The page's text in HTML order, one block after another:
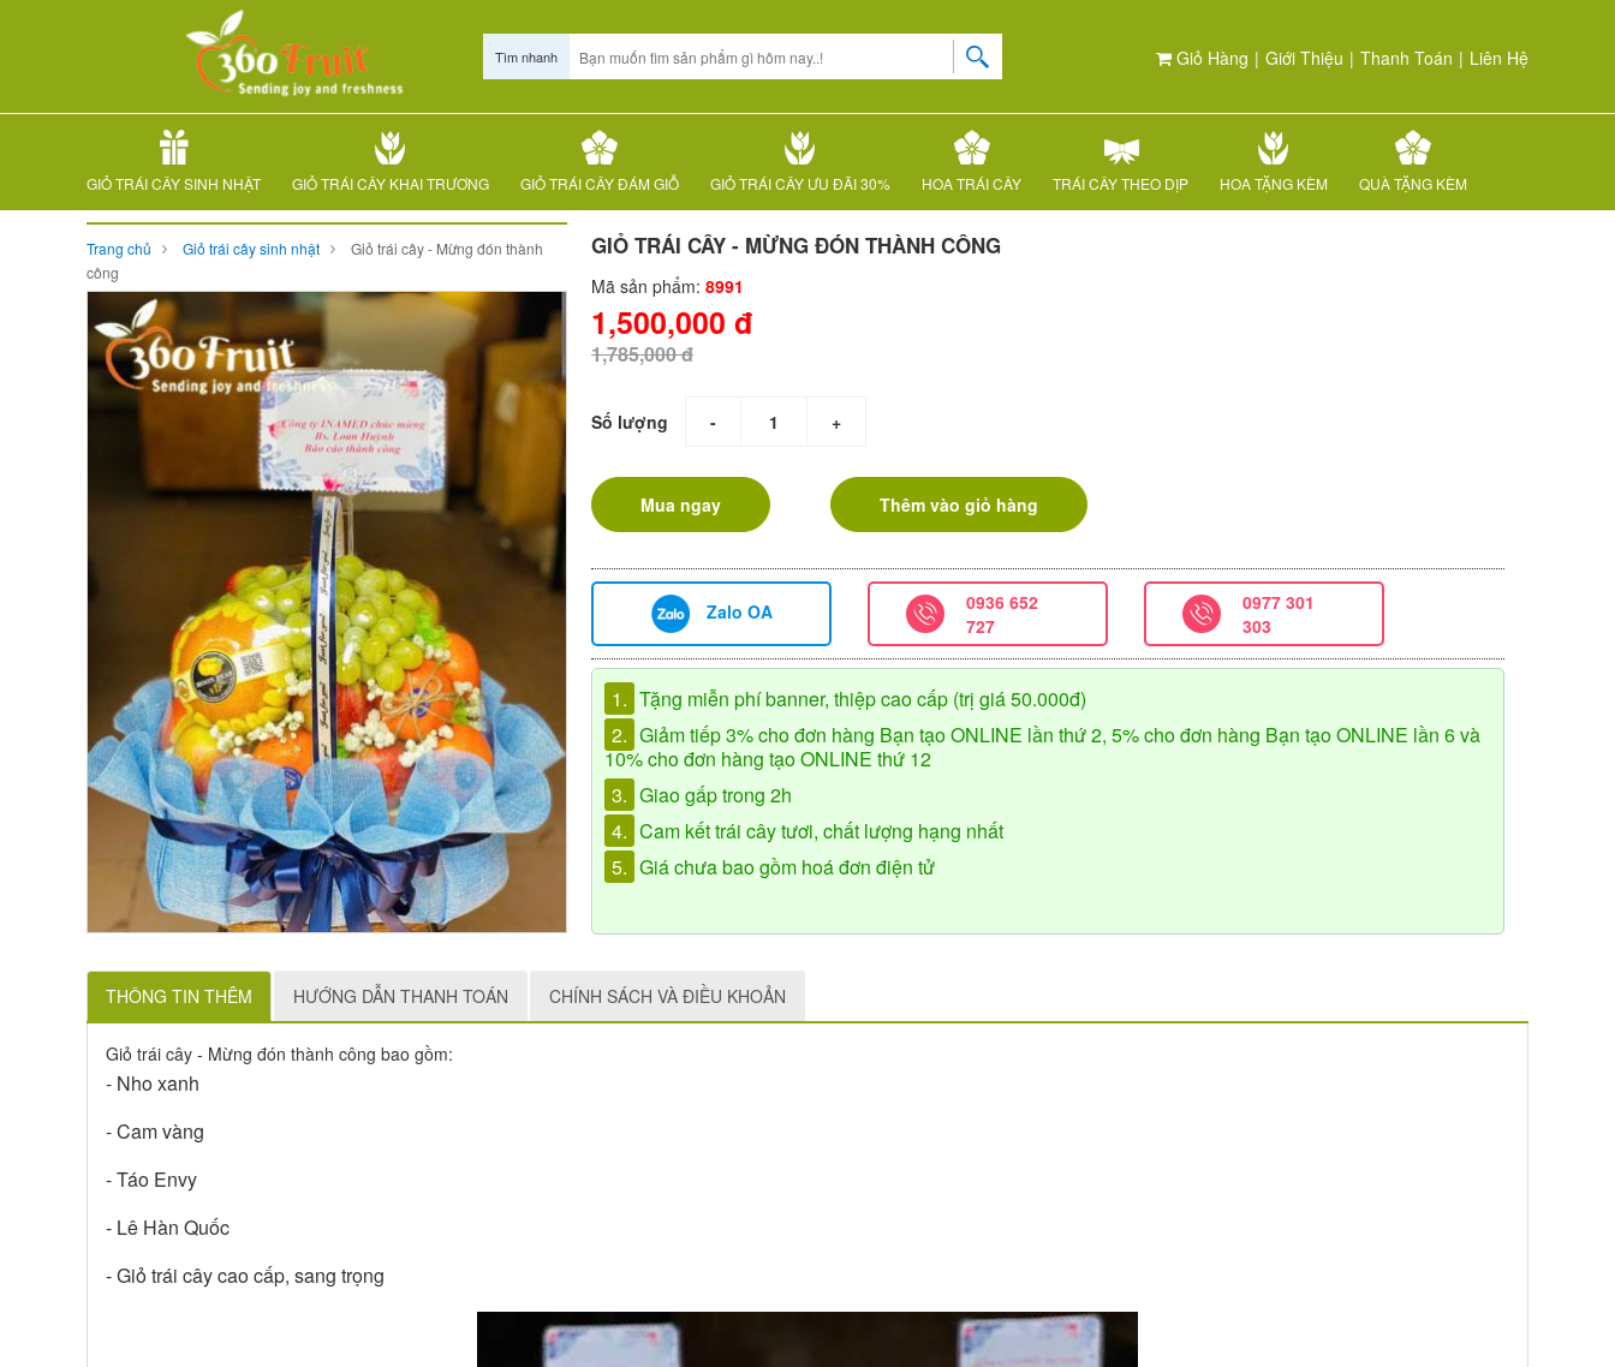
Giỏ Hàng | Giới Thiệu | Thanh Toán | Liên Hệ
Tìm nhanh
GIỎ TRÁI CÂY SINH NHẬT GIỎ TRÁI CÂY KHAI TRƯƠNG GIỎ TRÁI CÂY ĐÁM GIỖ GIỎ TRÁI CÂY ƯU ĐÃI 30% HOA TRÁI CÂY TRÁI CÂY THEO DỊP HOA TẶNG KÈM QUÀ TẶNG KÈM
Trang chủ Giỏ trái cây sinh nhật
Giỏ trái cây - Mừng đón thành
công
GIỎ TRÁI CÂY - MỪNG ĐÓN THÀNH CÔNG
Mã sản phẩm: 8991
1,500,000 đ
1,785,000 đ
Số lượng - +
Mua ngay Thêm vào giỏ hàng
Zalo OA
0936 652
727
0977 301
303
1. Tặng miễn phí banner, thiệp cao cấp (trị giá 50.000đ)
2. Giảm tiếp 3% cho đơn hàng Bạn tạo ONLINE lần thứ 2, 5% cho đơn hàng Bạn tạo ONLINE lần 6 và
10% cho đơn hàng tạo ONLINE thứ 12
3. Giao gấp trong 2h
4. Cam kết trái cây tươi, chất lượng hạng nhất
5. Giá chưa bao gồm hoá đơn điện tử
THÔNG TIN THÊM HƯỚNG DẪN THANH TOÁN CHÍNH SÁCH VÀ ĐIỀU KHOẢN
Giỏ trái cây - Mừng đón thành công bao gồm:
- Nho xanh
- Cam vàng
- Táo Envy
- Lê Hàn Quốc
- Giỏ trái cây cao cấp, sang trọng